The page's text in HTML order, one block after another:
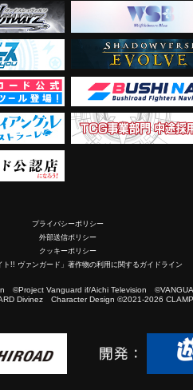
プライバシーポリシー
外部送信ポリシー
クッキーポリシー
ト!! ヴァンガード」著作物の利用に関するガイドライン
Vanguard if/Aichi Television
Divinez Character Design ©2021-2026